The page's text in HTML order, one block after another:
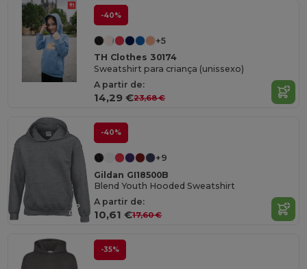
-40%
+5
TH Clothes 30174
Sweatshirt para criança (unissexo)
A partir de:
14,29 €23,68 €
-40%
+9
Gildan GI18500B
Blend Youth Hooded Sweatshirt
A partir de:
10,61 €17,60 €
-35%